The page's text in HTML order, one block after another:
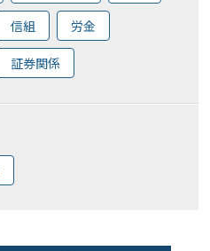
信組 労金
証券関係